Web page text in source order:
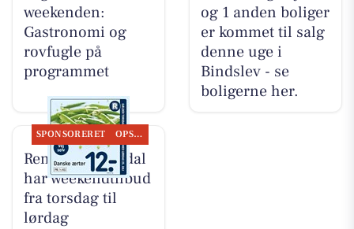
weekenden:
Gastronomi og
rovfugle på
programmet
og 1 anden boliger
er kommet til salg
denne uge i
Bindslev - se
boligerne her.
SPONSORERET OPSLAGSTAVLEN
Rema 1000 Sindal
har weekendtilbud
fra torsdag til
lørdag